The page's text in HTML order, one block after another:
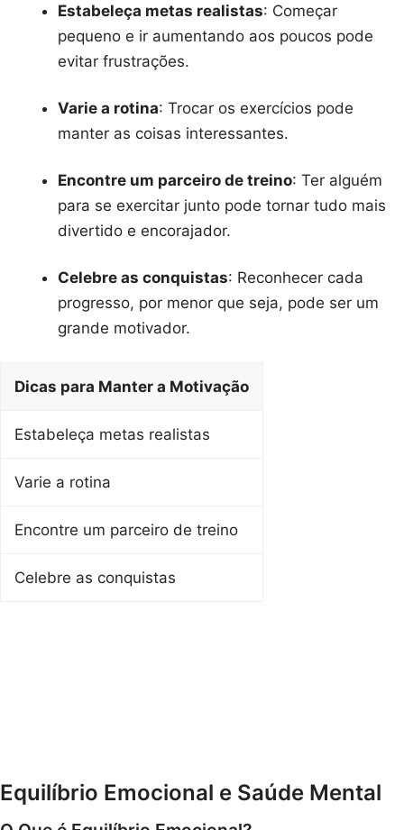
Estabeleça metas realistas: Começar
pequeno e ir aumentando aos poucos pode
evitar frustrações.
Varie a rotina: Trocar os exercícios pode
manter as coisas interessantes.
Encontre um parceiro de treino: Ter alguém
para se exercitar junto pode tornar tudo mais
divertido e encorajador.
Celebre as conquistas: Reconhecer cada
progresso, por menor que seja, pode ser um
grande motivador.
Dicas para Manter a Motivação
Estabeleça metas realistas
Varie a rotina
Encontre um parceiro de treino
Celebre as conquistas
Equilíbrio Emocional e Saúde Mental